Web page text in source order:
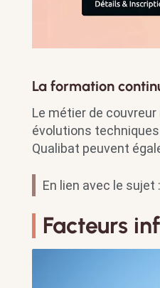
La formation
Le métier de
évolutions
Qualibat peuvent
En lien avec le sujet :
Facteurs